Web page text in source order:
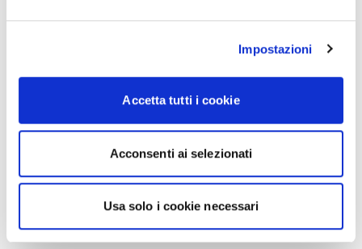
Impostazioni
Accetta tutti i cookie
Acconsenti ai selezionati
Usa solo i cookie necessari